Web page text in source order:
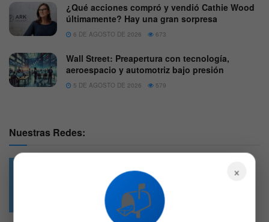
¿Qué acciones compró y vendió Cathie Wood
últimamente? Hay una gran sorpresa
6 DE AGOSTO DE 2026 673
Wall Street: Preapertura con tecnología,
aeroespacio y automotriz bajo presión
5 DE AGOSTO DE 2026 579
Nuestras Redes:
4.7k
Followers
×
📬